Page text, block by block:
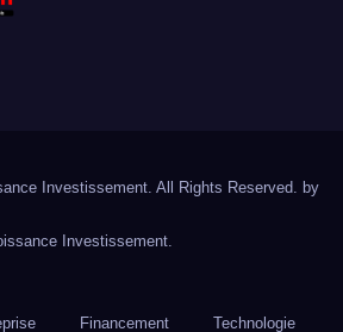
Investissement. All Rights Reserved. by
Investissement.
Financement Technologie